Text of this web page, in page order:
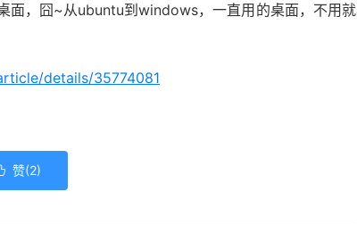
面，囧~从ubuntu到windows，一直用的桌面，不用就
details/35774081
赞(2)